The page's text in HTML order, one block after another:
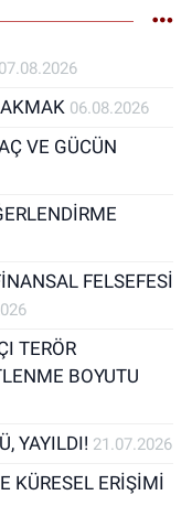
Başka Bir Okul
siyaset bilimi, sosyal
Köy adlı bir
Ankara
ve Planlaması
Aynı
alanında yüksek
kitabım, farklı
ekonomi,
ilgi alanım
07.08.2026
06.08.2026
VE GÜCÜN
FELSEFESİ
TERÖR
BOYUTU
YAYILDI! 21.07.2026
KÜRESEL ERİŞİMİ